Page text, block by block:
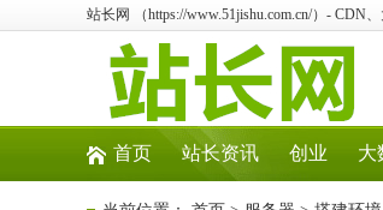
站长网 （https://www.51jishu.com.cn/）- CDN
首页 站长资讯 创业 大